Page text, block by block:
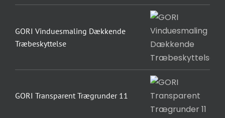
GORI Vinduesmaling Dækkende
Træbeskyttelse
GORI Transparent Trægrunder 11